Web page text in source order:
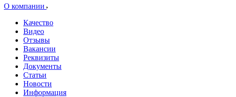
О компании
Качество
Видео
Отзывы
Вакансии
Реквизиты
Документы
Статьи
Новости
Информация